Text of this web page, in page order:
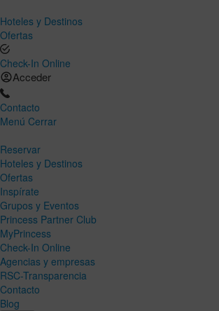
Hoteles y Destinos
Ofertas
Check-In Online
Acceder
Contacto
Menú Cerrar
Reservar
Hoteles y Destinos
Ofertas
Inspírate
Grupos y Eventos
Princess Partner Club
MyPrincess
Check-In Online
Agencias y empresas
RSC-Transparencia
Contacto
Blog